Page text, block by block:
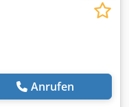
Anrufen